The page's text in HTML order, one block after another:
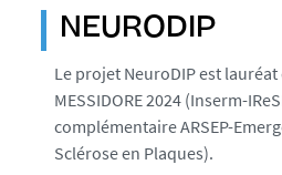
NEURODIP
Le projet NeuroDIP est
MESSIDORE 2024 (Inserm-
complémentaire ARSEP-
Sclérose en Plaques).